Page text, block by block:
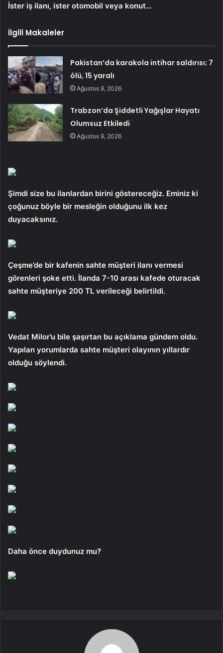
İster iş ilanı, ister otomobil veya konut…
İlgili Makaleler
Pakistan’da karakola intihar saldırısı; 7
ölü, 15 yaralı
Ağustos 9, 2026
Trabzon’da Şiddetli Yağışlar Hayatı
Olumsuz Etkiledi
Ağustos 9, 2026
Şimdi size bu ilanlardan birini göstereceğiz. Eminiz ki
çoğunuz böyle bir mesleğin olduğunu ilk kez
duyacaksınız.
Çeşme’de bir kafenin sahte müşteri ilanı vermesi
görenleri şoke etti. İlanda 7-10 arası kafede oturacak
sahte müşteriye 200 TL verileceği belirtildi.
Vedat Milor’u bile şaşırtan bu açıklama gündem oldu.
Yapılan yorumlarda sahte müşteri olayının yıllardır
olduğu söylendi.
Daha önce duydunuz mu?